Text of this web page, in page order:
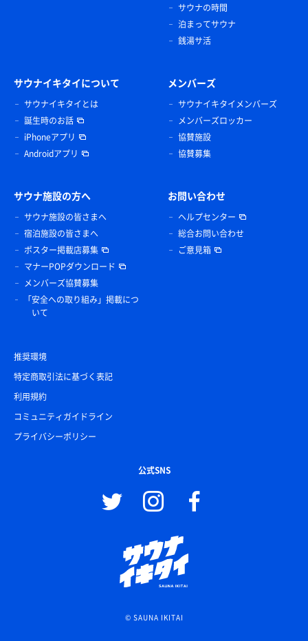
サウナの時間
泊まってサウナ
銭湯サ活
サウナイキタイについて
サウナイキタイとは
誕生時のお話
iPhoneアプリ
Androidアプリ
メンバーズ
サウナイキタイメンバーズ
メンバーズロッカー
協賛施設
協賛募集
サウナ施設の方へ
サウナ施設の皆さまへ
宿泊施設の皆さまへ
ポスター掲載店募集
マナーPOPダウンロード
メンバーズ協賛募集
「安全への取り組み」掲載につ
いて
お問い合わせ
ヘルプセンター
総合お問い合わせ
ご意見箱
推奨環境
特定商取引法に基づく表記
利用規約
コミュニティガイドライン
プライバシーポリシー
公式SNS
© SAUNA IKITAI